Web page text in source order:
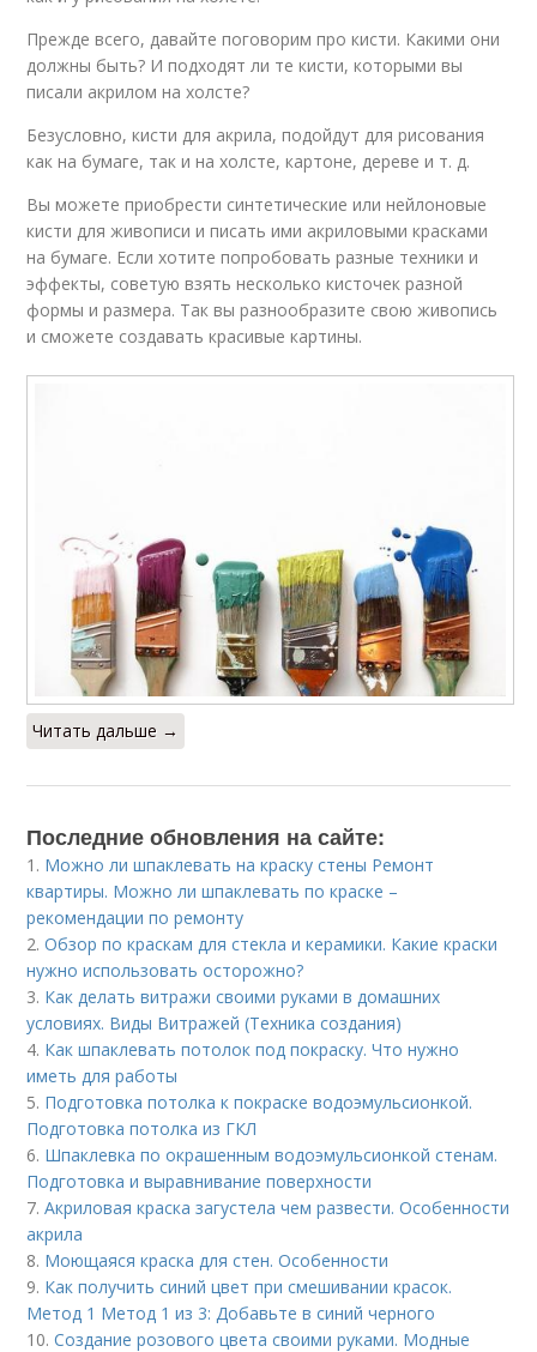
Прежде всего, давайте поговорим про кисти. Какими они
должны быть? И подходят ли те кисти, которыми вы
писали акрилом на холсте?
Безусловно, кисти для акрила, подойдут для рисования
как на бумаге, так и на холсте, картоне, дереве и т. д.
Вы можете приобрести синтетические или нейлоновые
кисти для живописи и писать ими акриловыми красками
на бумаге. Если хотите попробовать разные техники и
эффекты, советую взять несколько кисточек разной
формы и размера. Так вы разнообразите свою живопись
и сможете создавать красивые картины.
Читать дальше →
Последние обновления на сайте:
1. Можно ли шпаклевать на краску стены Ремонт
квартиры. Можно ли шпаклевать по краске –
рекомендации по ремонту
2.Обзор по краскам для стекла и керамики. Какие краски
нужно использовать осторожно?
3. Как делать витражи своими руками в домашних
условиях. Виды Витражей (Техника создания)
4. Как шпаклевать потолок под покраску. Что нужно
иметь для работы
5. Подготовка потолка к покраске водоэмульсионкой.
Подготовка потолка из ГКЛ
6. Шпаклевка по окрашенным водоэмульсионкой стенам.
Подготовка и выравнивание поверхности
7.Акриловая краска загустела чем развести. Особенности
акрила
8. Моющаяся краска для стен. Особенности
9. Как получить синий цвет при смешивании красок.
Метод 1 Метод 1 из 3: Добавьте в синий черного
10.Создание розового цвета своими руками. Модные